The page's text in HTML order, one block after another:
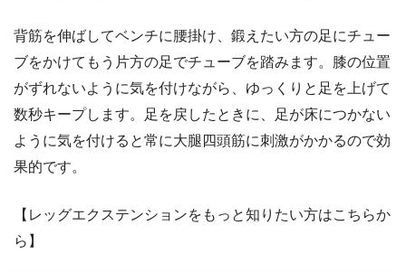
背筋を伸ばしてベンチに腰掛け、鍛えたい方の足にチュー
ブをかけてもう片方の足でチューブを踏みます。膝の位置
がずれないように気を付けながら、ゆっくりと足を上げて
数秒キープします。足を戻したときに、足が床につかない
ように気を付けると常に大腿四頭筋に刺激がかかるので効
果的です。
【レッグエクステンションをもっと知りたい方はこちらか
ら】